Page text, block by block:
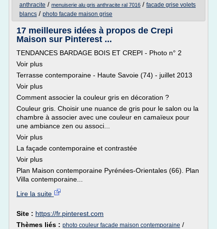
anthracite / menuiserie alu gris anthracite ral 7016 / facade grise volets
blancs / photo facade maison grise
17 meilleures idées à propos de Crepi
Maison sur Pinterest ...
TENDANCES BARDAGE BOIS ET CREPI - Photo n° 2
Voir plus
Terrasse contemporaine - Haute Savoie (74) - juillet 2013
Voir plus
Comment associer la couleur gris en décoration ?
Couleur gris. Choisir une nuance de gris pour le salon ou la
chambre à associer avec une couleur en camaïeux pour
une ambiance zen ou associ...
Voir plus
La façade contemporaine et contrastée
Voir plus
Plan Maison contemporaine Pyrénées-Orientales (66). Plan
Villa contemporaine...
Lire la suite
Site : https://fr.pinterest.com
Thèmes liés : photo couleur facade maison contemporaine /